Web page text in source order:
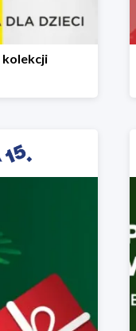
kolekcji